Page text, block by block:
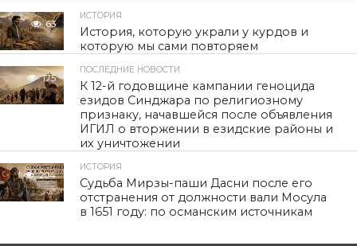
63
ИСТОРИЯ
История, которую украли у курдов и
которую мы сами повторяем
175
ПОСЛЕДНИЕ НОВОСТИ
К 12-й годовщине кампании геноцида
езидов Синджара по религиозному
признаку, начавшейся после объявления
ИГИЛ о вторжении в езидские районы и
их уничтожении
204
ИСТОРИЯ
Судьба Мирзы-паши Дасни после его
отстранения от должности вали Мосула
в 1651 году: по османским источникам